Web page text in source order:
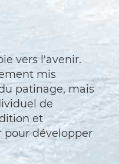
vers l'avenir.
mis
patinage, mais
de
et
pour développer